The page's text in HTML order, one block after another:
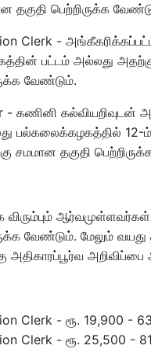
தகுதி பெற்றிருக்க
Clerk -
பட்டம் அல்லது
வேண்டும்.
- கணினி கல்வியறிவுடன்
பல்கலைக்கழகத்தில் 12-ம்
சமமான தகுதி
வேண்டும். மேலும் வயது
அதிகாரப்பூர்வ
Clerk - ரூ. 19,900 -
Clerk - ரூ. 25,500 -